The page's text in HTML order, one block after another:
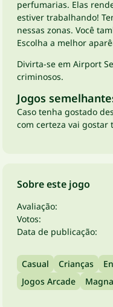
perfumarias. Elas
estiver trabalhando!
nessas zonas. Você
Escolha a melhor
Divirta-se em Airport
criminosos.
Jogos
Caso tenha gostado
com certeza vai gostar
Sobre este jogo
Avaliação:
Votos:
Data de publicação:
Casual Crianças
Jogos Arcade